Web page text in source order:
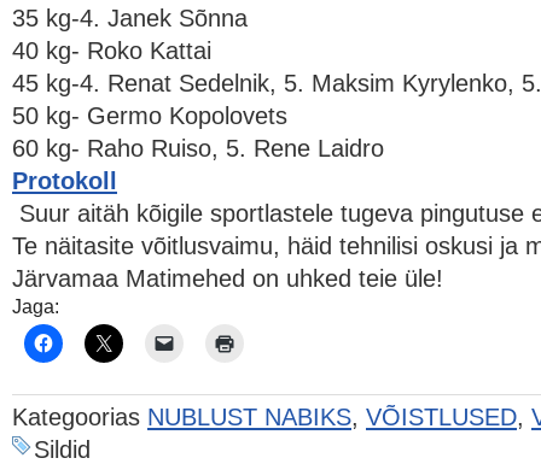
35 kg-4. Janek Sõnna
40 kg- Roko Kattai
45 kg-4. Renat Sedelnik, 5. Maksim Kyrylenko,
50 kg- Germo Kopolovets
60 kg- Raho Ruiso, 5. Rene Laidro
Protokoll
Suur aitäh kõigile sportlastele tugeva pingutuse
Te näitasite võitlusvaimu, häid tehnilisi oskusi ja
Järvamaa Matimehed on uhked teie üle!
Jaga:
Kategoorias NUBLUST NABIKS, VÕISTLUSED,
Sildid